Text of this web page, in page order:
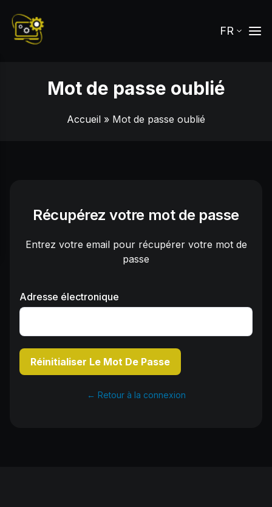
FR
Mot de passe oublié
Accueil » Mot de passe oublié
Récupérez votre mot de passe
Entrez votre email pour récupérer votre mot de
passe
Adresse électronique
Réinitialiser Le Mot De Passe
← Retour à la connexion